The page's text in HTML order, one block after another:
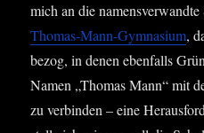
mich an die
Tho­mas-Mann-Gym­na­si­um,
bezog, in denen eben­falls
Namen „Tho­mas Mann“ mit
zu ver­bin­den – eine